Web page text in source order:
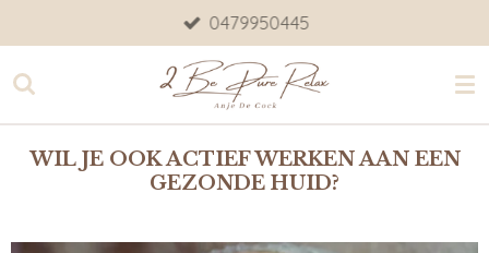
direct
naar
hoofdinhoud
0479950445
WIL JE OOK ACTIEF WERKEN AAN EEN
GEZONDE HUID?